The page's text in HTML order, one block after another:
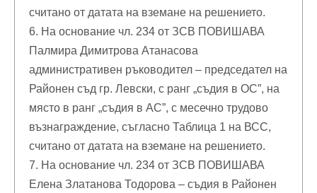
считано от датата на вземане на решението.
6. На основание чл. 234 от ЗСВ ПОВИШАВА
Палмира Димитрова Атанасова
административен ръководител – председател на
Районен съд гр. Левски, с ранг „съдия в ОС”, на
място в ранг „съдия в АС”, с месечно трудово
възнаграждение, съгласно Таблица 1 на ВСС,
считано от датата на вземане на решението.
7. На основание чл. 234 от ЗСВ ПОВИШАВА
Елена Златанова Тодорова – съдия в Районен